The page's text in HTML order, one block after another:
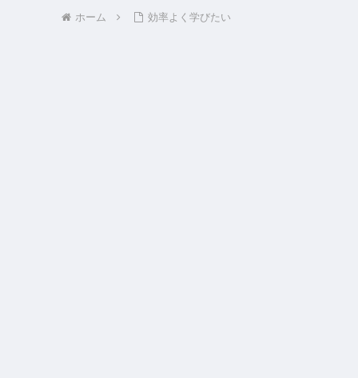
ホーム 効率よく学びたい